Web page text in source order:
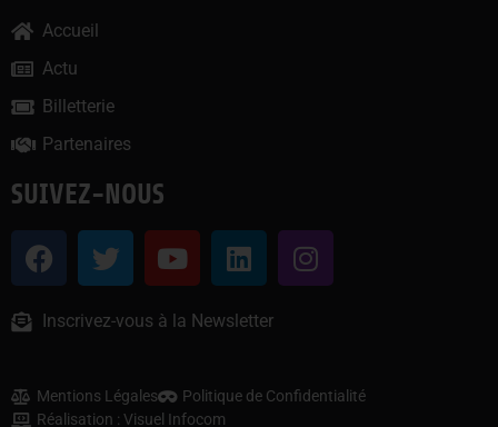
Accueil
Actu
Billetterie
Partenaires
SUIVEZ-NOUS
Inscrivez-vous à la Newsletter
Mentions Légales
Politique de Confidentialité
Réalisation : Visuel Infocom